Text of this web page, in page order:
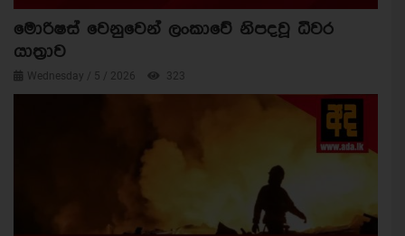
මොරිෂස් වෙනුවෙන් ලංකාවේ නිපදවූ ධීවර
යාත්‍රාව
Wednesday / 5 / 2026 323